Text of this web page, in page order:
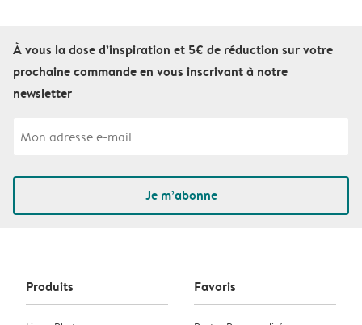
À vous la dose d’inspiration et 5€ de réduction sur votre
prochaine commande en vous inscrivant à notre
newsletter
Je m’abonne
Produits Favoris